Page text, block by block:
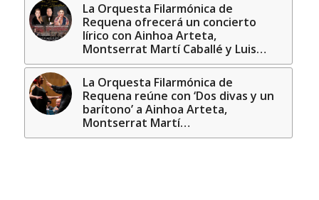
La Orquesta Filarmónica de
Requena ofrecerá un concierto
lírico con Ainhoa Arteta,
Montserrat Martí Caballé y Luis…
La Orquesta Filarmónica de
Requena reúne con ‘Dos divas y un
barítono’ a Ainhoa Arteta,
Montserrat Martí…